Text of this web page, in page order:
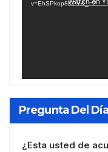
v=EhSPkop8KPY&_=2
Pregunta Del Día
¿Esta usted de